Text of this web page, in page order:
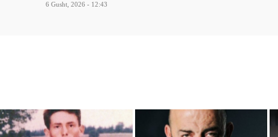
6 Gusht, 2026 - 12:43